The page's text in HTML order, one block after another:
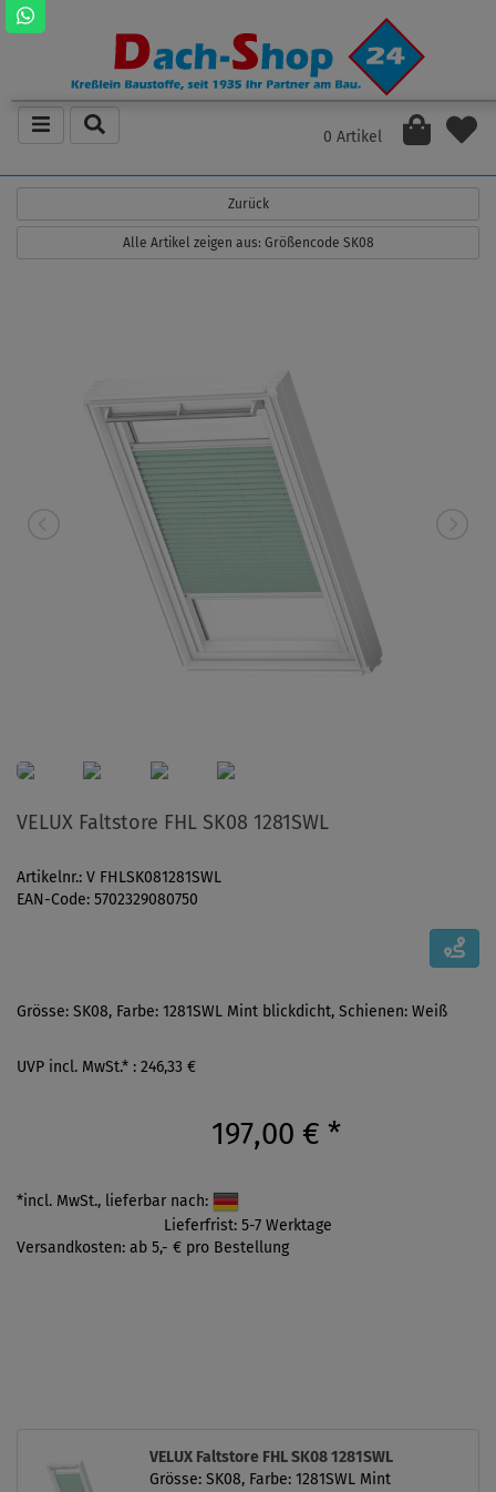
0 Artikel
Zurück
Alle Artikel zeigen aus: Größencode SK08
VELUX Faltstore FHL SK08 1281SWL
Artikelnr.: V FHLSK081281SWL
EAN-Code: 5702329080750
Grösse: SK08, Farbe: 1281SWL Mint blickdicht, Schienen: Weiß
UVP incl. MwSt.* : 246,33 €
197,00 € *
*incl. MwSt., lieferbar nach:
Lieferfrist: 5-7 Werktage
Versandkosten: ab 5,- € pro Bestellung
VELUX Faltstore FHL SK08 1281SWL
Grösse: SK08, Farbe: 1281SWL Mint